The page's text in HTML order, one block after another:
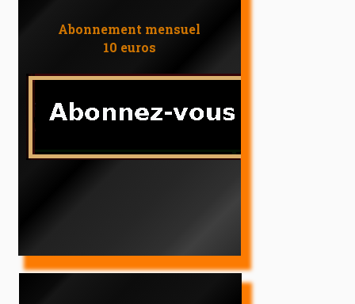
Abonnement mensuel
10 euros